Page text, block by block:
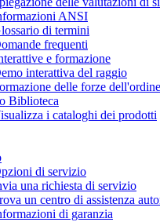
ANSI
di termini
frequenti
e formazione
interattiva del raggio
delle forze dell'ordine
Biblioteca
i cataloghi dei prodotti
di servizio
una richiesta di servizio
un centro di assistenza
di garanzia